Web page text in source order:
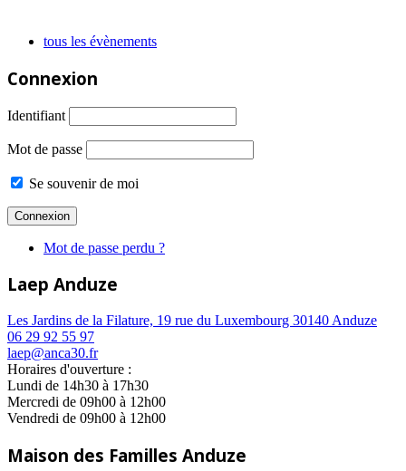
tous les évènements
Connexion
Identifiant
Mot de passe
Se souvenir de moi
Mot de passe perdu ?
Laep Anduze
Les Jardins de la Filature, 19 rue du Luxembourg 30140 Anduze
06 29 92 55 97
laep@anca30.fr
Horaires d'ouverture :
Lundi de 14h30 à 17h30
Mercredi de 09h00 à 12h00
Vendredi de 09h00 à 12h00
Maison des Familles Anduze